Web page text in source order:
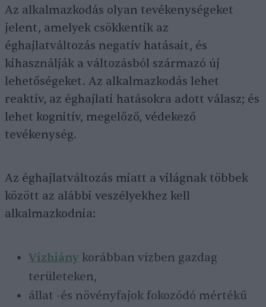
Az alkalmazkodás olyan tevékenységeket
jelent, amelyek csökkentik az
éghajlatváltozás negatív hatásait, és
kihasználják a változásból származó új
lehetőségeket. Az alkalmazkodás lehet
reaktív, az éghajlati hatásokra adott válasz; és
lehet kognitív, megelőző, védekező
tevékenység.
Az éghajlatváltozás miatt a világnak többek
között az alábbi veszélyekhez kell
alkalmazkodnia:
Vízhiány korábban vízben gazdag
területeken,
állat -és növényfajok fokozódó mértékű